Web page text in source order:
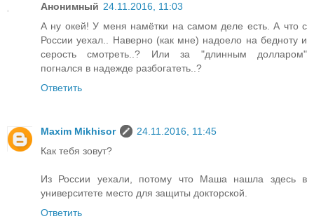
Анонимный 24.11.2016, 11:03
А ну окей! У меня намётки на самом деле есть. А что с
России уехал.. Наверно (как мне) надоело на бедноту и
серость смотреть..? Или за "длинным долларом"
погнался в надежде разбогатеть..?
Ответить
Maxim Mikhisor
24.11.2016, 11:45
Как тебя зовут?
Из России уехали, потому что Маша нашла здесь в
университете место для защиты докторской.
Ответить